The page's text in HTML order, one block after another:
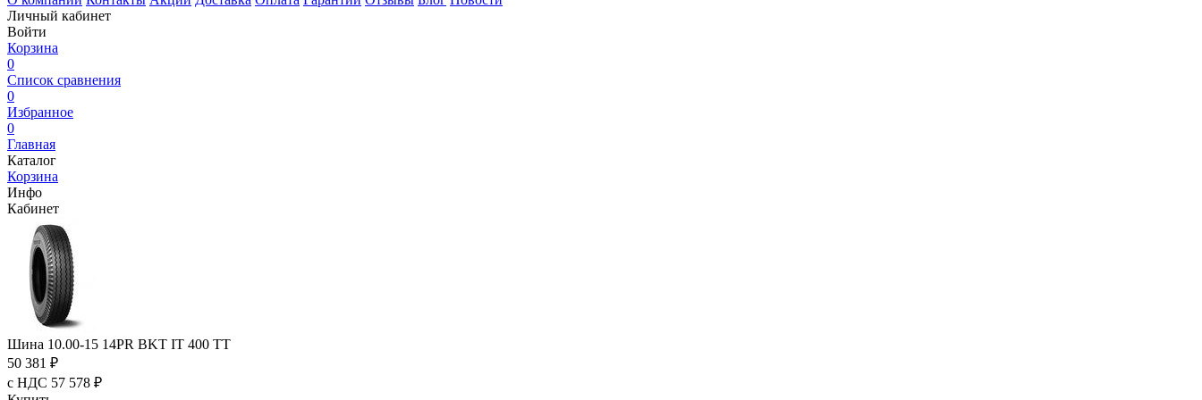
Личный кабинет
Войти
Корзина
0
Список сравнения
0
Избранное
0
Главная
Каталог
Корзина
Инфо
Кабинет
Шина 10.00-15 14PR BKT IT 400 TT
50 381 ₽
с НДС 57 578 ₽